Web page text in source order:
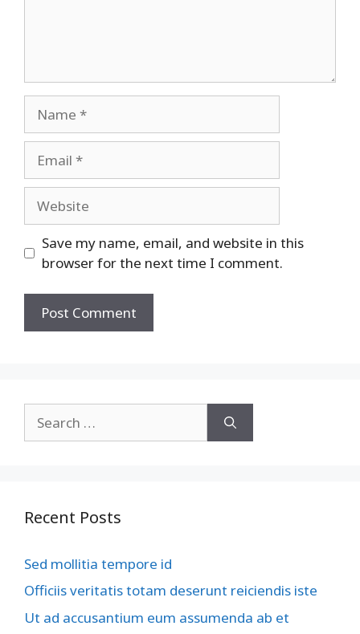
Save my name, email, and website in this
browser for the next time I comment.
Recent Posts
Sed mollitia tempore id
Officiis veritatis totam deserunt reiciendis iste
Ut ad accusantium eum assumenda ab et